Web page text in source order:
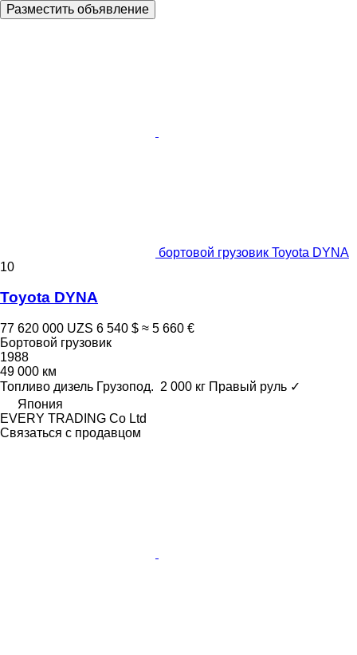
Разместить объявление
бортовой грузовик Toyota DYNA
10
Toyota DYNA
77 620 000 UZS 6 540 $ ≈ 5 660 €
Бортовой грузовик
1988
49 000 км
Топливо дизель Грузопод. 2 000 кг Правый руль ✓
Япония
EVERY TRADING Co Ltd
Связаться с продавцом